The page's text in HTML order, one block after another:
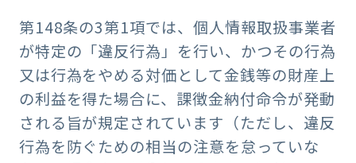
第148条の3第1項では、個人情報取扱事業者
が特定の「違反行為」を行い、かつその行為
又は行為をやめる対価として金銭等の財産上
の利益を得た場合に、課徴金納付命令が発動
される旨が規定されています（ただし、違反
行為を防ぐための相当の注意を怠っていな